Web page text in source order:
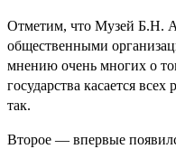
Отметим, что Музей Б.Н.
общественными
мнению очень многих о
государства касается
так.
Второе — впервые